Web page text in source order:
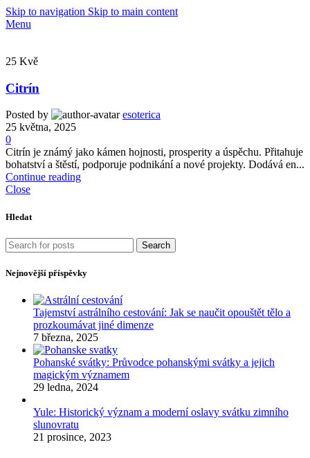
Skip to navigation Skip to main content
Menu
25 Kvě
Citrín
Posted by
esoterica
25 května, 2025
0
Citrín je známý jako kámen hojnosti, prosperity a úspěchu. Přitahuje
bohatství a štěstí, podporuje podnikání a nové projekty. Dodává en...
Continue reading
Close
Hledat
Search
Nejnovější příspěvky
Tajemství astrálního cestování: Jak se naučit opouštět tělo a
prozkoumávat jiné dimenze
7 března, 2025
Pohanské svátky: Průvodce pohanskými svátky a jejich
magickým významem
29 ledna, 2024
Yule: Historický význam a moderní oslavy svátku zimního
slunovratu
21 prosince, 2023